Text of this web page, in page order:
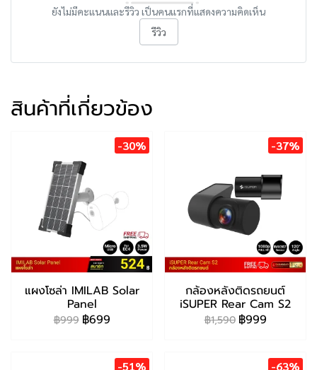
ยังไม่มีคะแนนและรีวิว เป็นคนแรกที่แสดงความคิดเห็น
รีวิว
สินค้าที่เกี่ยวข้อง
-30%
แผงโซล่า IMILAB Solar
Panel
฿999 ฿699
-37%
กล้องหลังติดรถยนต์
iSUPER Rear Cam S2
฿1,590 ฿999
-51% -63%